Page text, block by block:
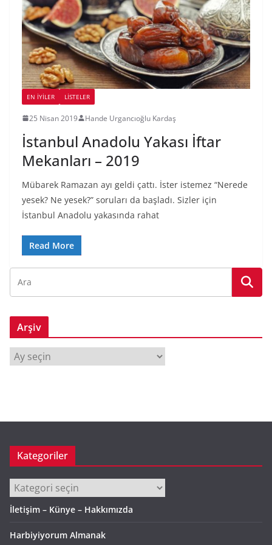
EN İYILER LİSTELER
25 Nisan 2019 Hande Urgancıoğlu Kardaş
İstanbul Anadolu Yakası İftar
Mekanları – 2019
Mübarek Ramazan ayı geldi çattı. İster istemez “Nerede
yesek? Ne yesek?” soruları da başladı. Sizler için
İstanbul Anadolu yakasında rahat
Read More
Arşiv
r
Kategoriler
Kategoriler
İletişim – Künye – Hakkımızda
Harbiyiyorum Almanak